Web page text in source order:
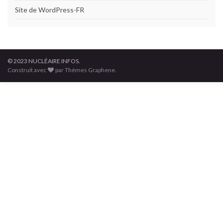
Site de WordPress-FR
© 2023 NUCLÉAIRE INFOS.
Construit avec
par Thèmes Graphene.